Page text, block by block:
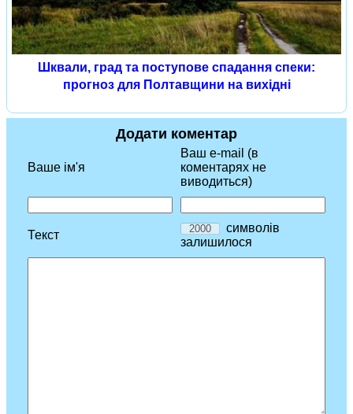
Шквали, град та поступове спадання спеки:
прогноз для Полтавщини на вихідні
Додати коментар
Ваше ім'я
Ваш e-mail (в
коментарях не
виводиться)
Текст
символів
залишилося